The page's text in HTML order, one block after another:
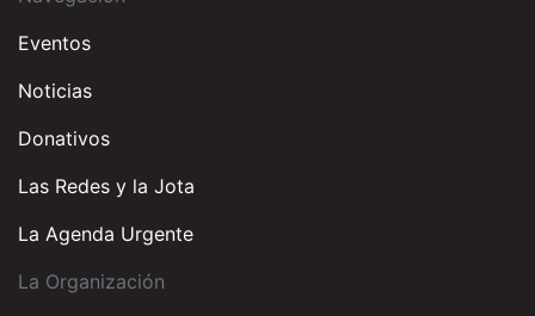
Eventos
Noticias
Donativos
Las Redes y la Jota
La Agenda Urgente
La Organización